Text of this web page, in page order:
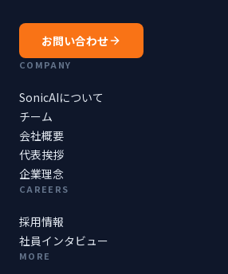
お問い合わせ
COMPANY
SonicAIについて
チーム
会社概要
代表挨拶
企業理念
CAREERS
採用情報
社員インタビュー
MORE